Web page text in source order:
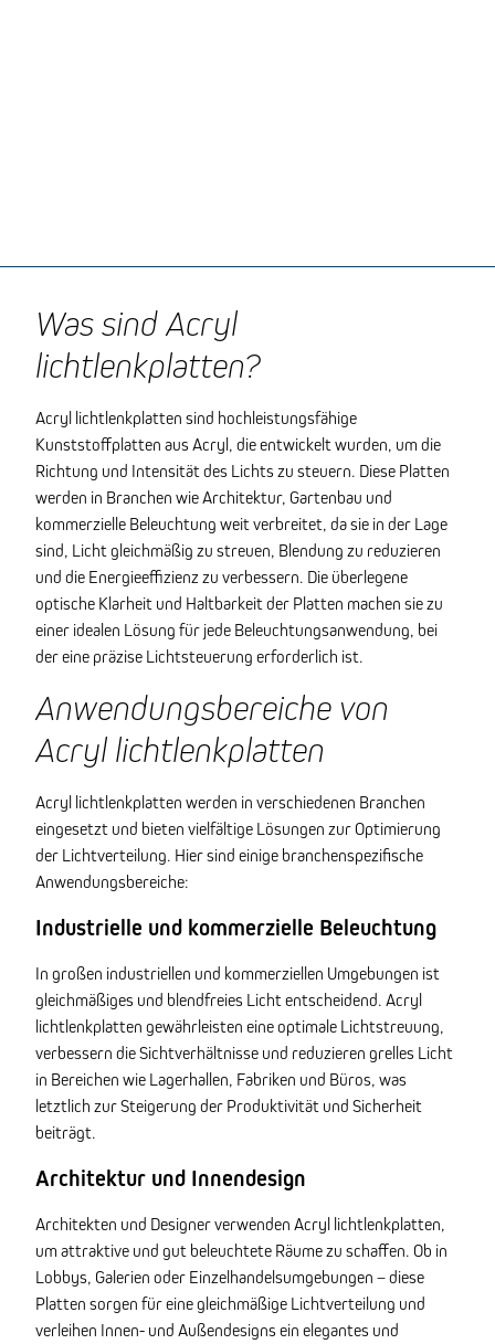
Was sind Acryl
lichtlenkplatten?
Acryl lichtlenkplatten sind hochleistungsfähige
Kunststoffplatten aus Acryl, die entwickelt wurden, um die
Richtung und Intensität des Lichts zu steuern. Diese Platten
werden in Branchen wie Architektur, Gartenbau und
kommerzielle Beleuchtung weit verbreitet, da sie in der Lage
sind, Licht gleichmäßig zu streuen, Blendung zu reduzieren
und die Energieeffizienz zu verbessern. Die überlegene
optische Klarheit und Haltbarkeit der Platten machen sie zu
einer idealen Lösung für jede Beleuchtungsanwendung, bei
der eine präzise Lichtsteuerung erforderlich ist.
Anwendungsbereiche von
Acryl lichtlenkplatten
Acryl lichtlenkplatten werden in verschiedenen Branchen
eingesetzt und bieten vielfältige Lösungen zur Optimierung
der Lichtverteilung. Hier sind einige branchenspezifische
Anwendungsbereiche:
Industrielle und kommerzielle Beleuchtung
In großen industriellen und kommerziellen Umgebungen ist
gleichmäßiges und blendfreies Licht entscheidend. Acryl
lichtlenkplatten gewährleisten eine optimale Lichtstreuung,
verbessern die Sichtverhältnisse und reduzieren grelles Licht
in Bereichen wie Lagerhallen, Fabriken und Büros, was
letztlich zur Steigerung der Produktivität und Sicherheit
beiträgt.
Architektur und Innendesign
Architekten und Designer verwenden Acryl lichtlenkplatten,
um attraktive und gut beleuchtete Räume zu schaffen. Ob in
Lobbys, Galerien oder Einzelhandelsumgebungen – diese
Platten sorgen für eine gleichmäßige Lichtverteilung und
verleihen Innen- und Außendesigns ein elegantes und